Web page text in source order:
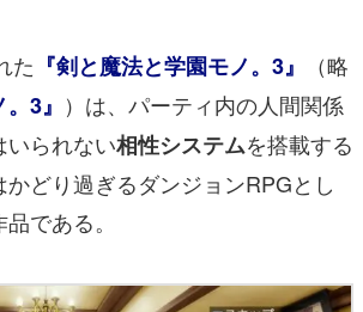
た 『剣と魔法と学園モノ。3』
（略
3』 ）は、パーティ内の人間関係
いられない相性システムを搭載する
どり過ぎるダンジョンRPGとし
である。